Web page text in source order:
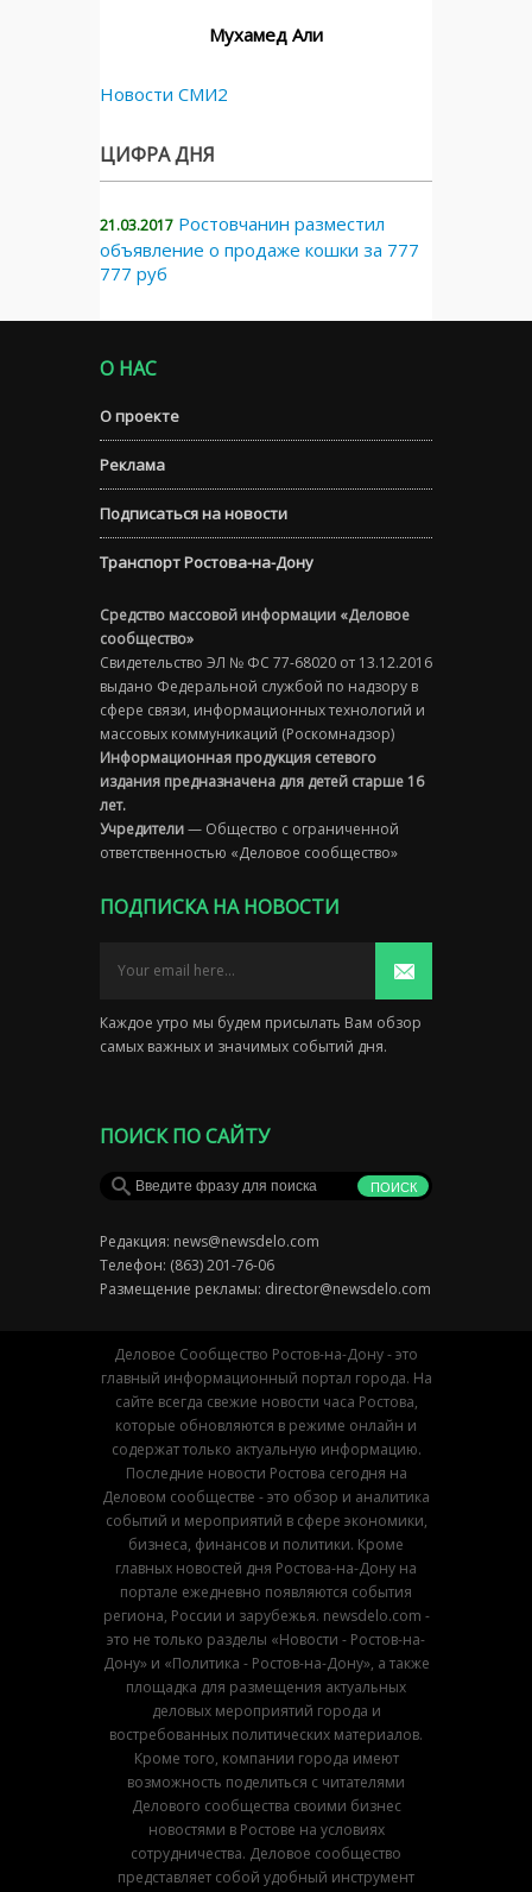
Мухамед Али
Новости СМИ2
ЦИФРА ДНЯ
21.03.2017 Ростовчанин разместил
объявление о продаже кошки за 777
777 руб
О НАС
О проекте
Реклама
Подписаться на новости
Транспорт Ростова-на-Дону
Средство массовой информации «Деловое
сообщество»
Свидетельство ЭЛ № ФС 77-68020 от 13.12.2016
выдано Федеральной службой по надзору в
сфере связи, информационных технологий и
массовых коммуникаций (Роскомнадзор)
Информационная продукция сетевого
издания предназначена для детей старше 16
лет.
Учредители— Общество с ограниченной
ответственностью «Деловое сообщество»
ПОДПИСКА НА НОВОСТИ
Каждое утро мы будем присылать Вам обзор
самых важных и значимых событий дня.
ПОИСК ПО САЙТУ
Редакция: news@newsdelo.com
Телефон: (863) 201-76-06
Размещение рекламы: director@newsdelo.com
Деловое Сообщество Ростов-на-Дону - это
главный информационный портал города. На
сайте всегда свежие новости часа Ростова,
которые обновляются в режиме онлайн и
содержат только актуальную информацию.
Последние новости Ростова сегодня на
Деловом сообществе - это обзор и аналитика
событий и мероприятий в сфере экономики,
бизнеса, финансов и политики. Кроме
главных новостей дня Ростова-на-Дону на
портале ежедневно появляются события
региона, России и зарубежья. newsdelo.com -
это не только разделы «Новости - Ростов-на-
Дону» и «Политика - Ростов-на-Дону», а также
площадка для размещения актуальных
деловых мероприятий города и
востребованных политических материалов.
Кроме того, компании города имеют
возможность поделиться с читателями
Делового сообщества своими бизнес
новостями в Ростове на условиях
сотрудничества. Деловое сообщество
представляет собой удобный инструмент